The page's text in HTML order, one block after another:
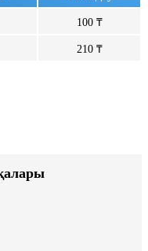
100 ₸
210 ₸